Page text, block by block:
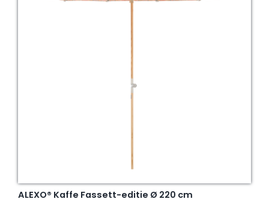
ALEXO® Kaffe Fassett-editie Ø 220 cm